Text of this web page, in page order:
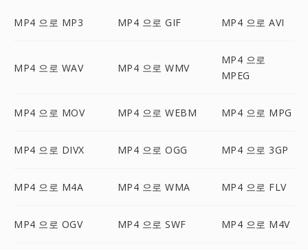
MP4 으로 MP3 MP4 으로 GIF MP4 으로 AVI
MP4 으로 WAV MP4 으로 WMV
MP4 으로
MPEG
MP4 으로 MOV MP4 으로 WEBM MP4 으로 MPG
MP4 으로 DIVX MP4 으로 OGG MP4 으로 3GP
MP4 으로 M4A MP4 으로 WMA MP4 으로 FLV
MP4 으로 OGV MP4 으로 SWF MP4 으로 M4V